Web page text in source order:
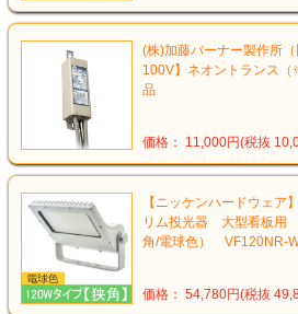
(株)加藤バーナー製作所
100V】ネオントランス
品
価格： 11,000円(税抜
【ニッケンハードウェア
リム投光器 大型看板用
角/電球色） VF120NR-
価格： 54,780円(税抜